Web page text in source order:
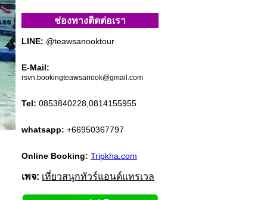
ช่องทางติดต่อเรา
LINE: @teawsanooktour
E-Mail:
rsvn.bookingteawsanook@gmail.com
Tel: 0853840228,0814155955
whatsapp: +66950367797
Online Booking: Tripkha.com
เพจ: เที่ยวสนุกทัวร์แอนด์แทรเวล